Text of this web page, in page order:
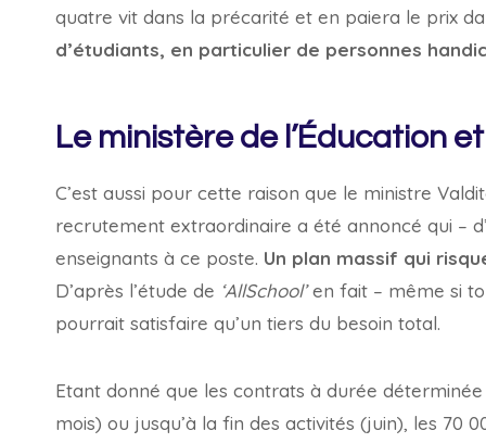
quatre vit dans la précarité et en paiera le prix
d’étudiants, en particulier de personnes
Le ministère de l’Éducation
C’est aussi pour cette raison que le ministre
recrutement extraordinaire a été annoncé qui –
enseignants à ce poste. Un plan massif qui
D’après l’étude de ‘AllSchool’en fait – même si
pourrait satisfaire qu’un tiers du besoin total.
Etant donné que les contrats à durée
mois) ou jusqu’à la fin des activités (juin), les 70